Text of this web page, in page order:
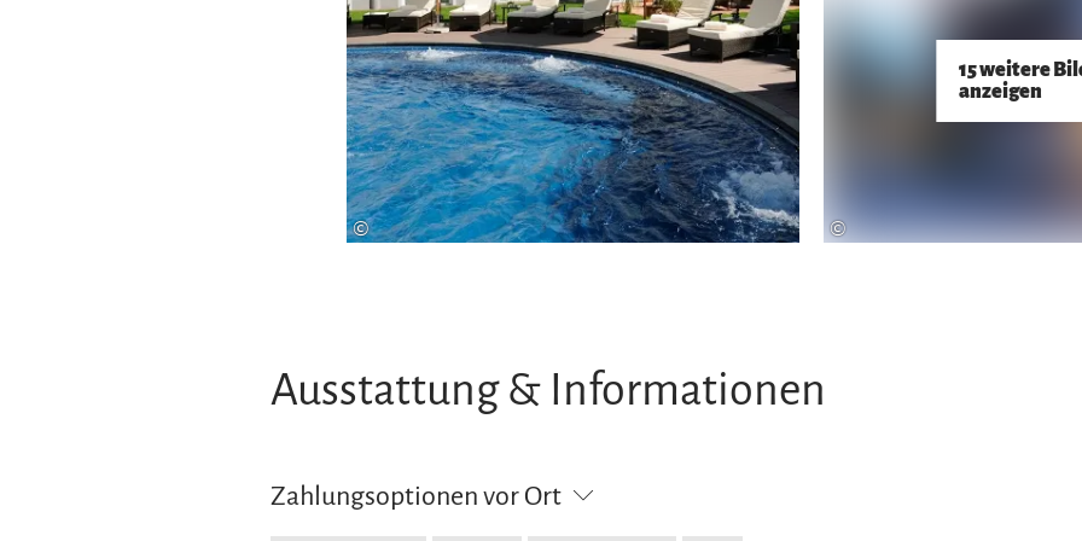
15 weitere
anzeigen
© ©
Ausstattung & Informationen
Zahlungsoptionen vor Ort